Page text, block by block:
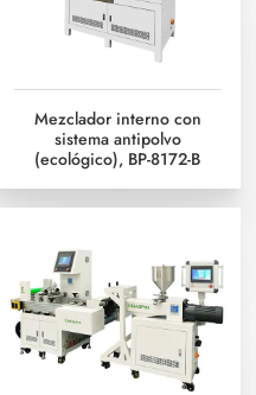
Mezclador interno con
sistema antipolvo
(ecológico), BP-8172-B